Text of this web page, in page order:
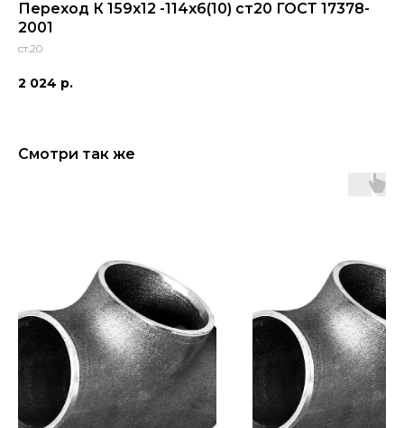
Переход К 159х12 -114х6(10) ст20 ГОСТ 17378-
2001
ст.20
2 024 р.
Смотри так же